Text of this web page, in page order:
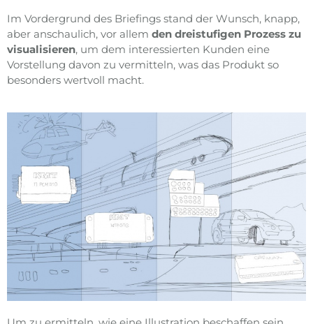
Im Vordergrund des Briefings stand der Wunsch, knapp,
aber anschaulich, vor allem den dreistufigen Prozess zu
visualisieren, um dem interessierten Kunden eine
Vorstellung davon zu vermitteln, was das Produkt so
besonders wertvoll macht.